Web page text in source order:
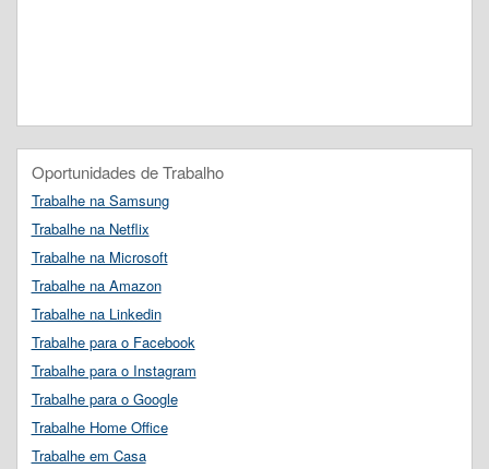
Oportunidades de Trabalho
Trabalhe na Samsung
Trabalhe na Netflix
Trabalhe na Microsoft
Trabalhe na Amazon
Trabalhe na Linkedin
Trabalhe para o Facebook
Trabalhe para o Instagram
Trabalhe para o Google
Trabalhe Home Office
Trabalhe em Casa